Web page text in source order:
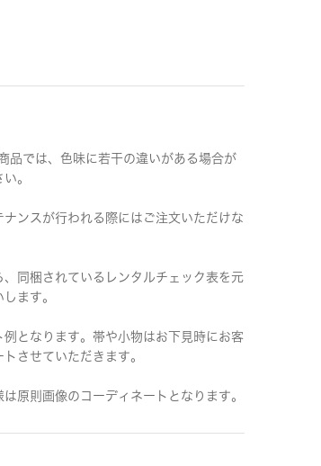
品では、色味に若干の違いがある場合が
。
ンスが行われる際にはご注文いただけな
同梱されているレンタルチェック表を元
ます。
となります。帯や小物はお下見時にお客
させていただきます。
原則画像のコーディネートとなります。